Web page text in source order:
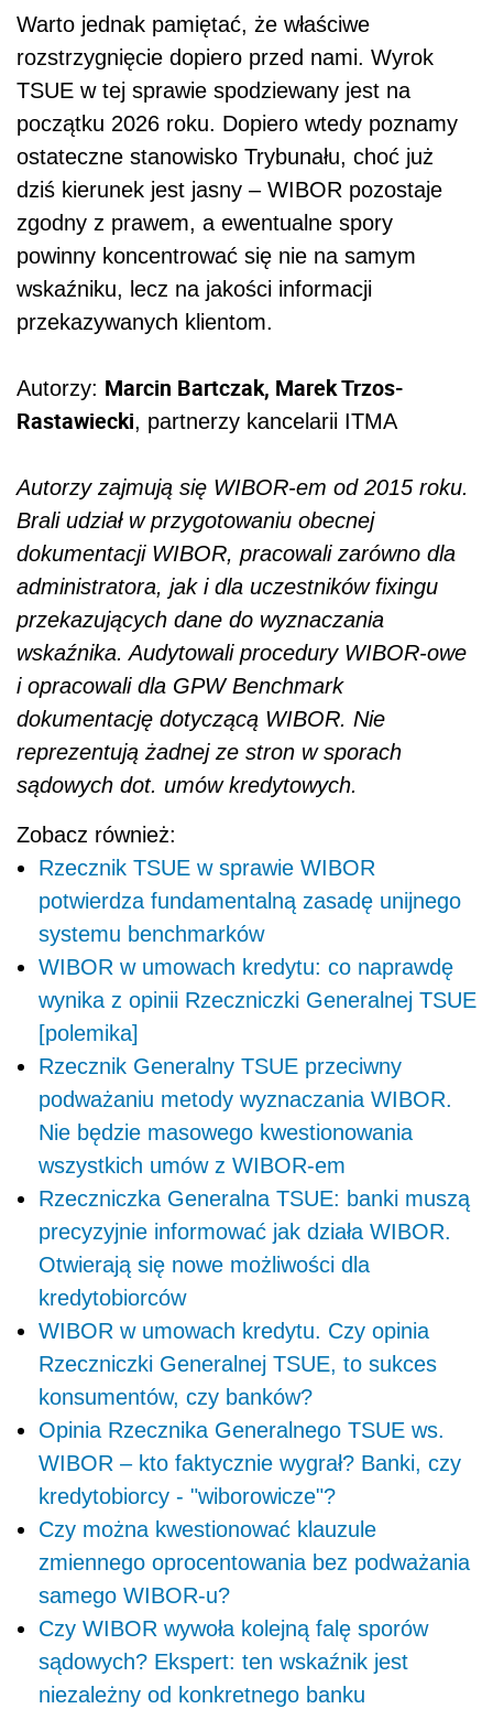
Warto jednak pamiętać, że właściwe
rozstrzygnięcie dopiero przed nami. Wyrok
TSUE w tej sprawie spodziewany jest na
początku 2026 roku. Dopiero wtedy poznamy
ostateczne stanowisko Trybunału, choć już
dziś kierunek jest jasny – WIBOR pozostaje
zgodny z prawem, a ewentualne spory
powinny koncentrować się nie na samym
wskaźniku, lecz na jakości informacji
przekazywanych klientom.
Autorzy: Marcin Bartczak, Marek Trzos-
Rastawiecki, partnerzy kancelarii ITMA
Autorzy zajmują się WIBOR-em od 2015 roku.
Brali udział w przygotowaniu obecnej
dokumentacji WIBOR, pracowali zarówno dla
administratora, jak i dla uczestników fixingu
przekazujących dane do wyznaczania
wskaźnika. Audytowali procedury WIBOR-owe
i opracowali dla GPW Benchmark
dokumentację dotyczącą WIBOR. Nie
reprezentują żadnej ze stron w sporach
sądowych dot. umów kredytowych.
Zobacz również:
Rzecznik TSUE w sprawie WIBOR
potwierdza fundamentalną zasadę unijnego
systemu benchmarków
WIBOR w umowach kredytu: co naprawdę
wynika z opinii Rzeczniczki Generalnej TSUE
[polemika]
Rzecznik Generalny TSUE przeciwny
podważaniu metody wyznaczania WIBOR.
Nie będzie masowego kwestionowania
wszystkich umów z WIBOR-em
Rzeczniczka Generalna TSUE: banki muszą
precyzyjnie informować jak działa WIBOR.
Otwierają się nowe możliwości dla
kredytobiorców
WIBOR w umowach kredytu. Czy opinia
Rzeczniczki Generalnej TSUE, to sukces
konsumentów, czy banków?
Opinia Rzecznika Generalnego TSUE ws.
WIBOR – kto faktycznie wygrał? Banki, czy
kredytobiorcy - "wiborowicze"?
Czy można kwestionować klauzule
zmiennego oprocentowania bez podważania
samego WIBOR-u?
Czy WIBOR wywoła kolejną falę sporów
sądowych? Ekspert: ten wskaźnik jest
niezależny od konkretnego banku